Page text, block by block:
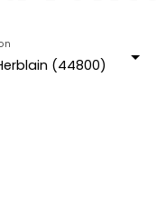
(44800)